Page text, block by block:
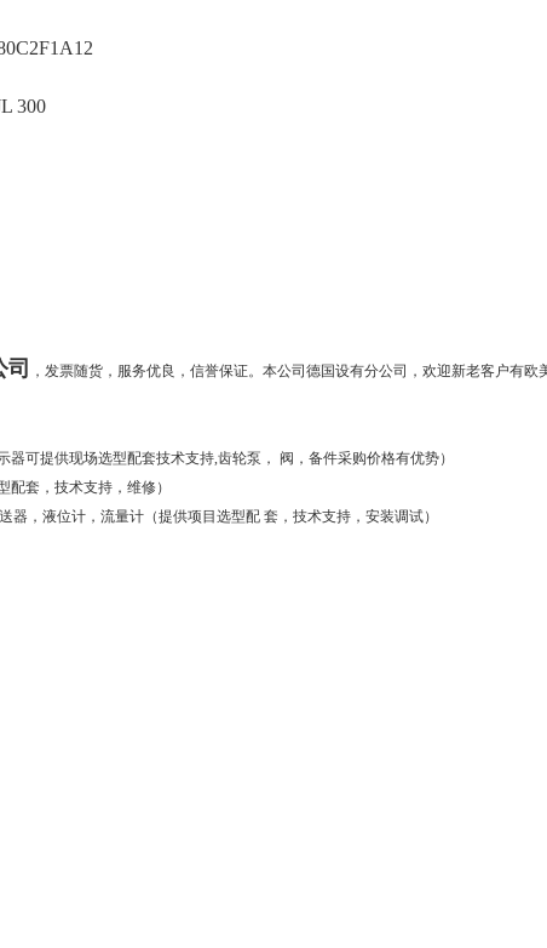
300
，发票随货，服务优良，信誉保证。本公司德国设有分公司，欢迎新老客户有欧
器可提供现场选型配套技术支持,齿轮泵， 阀，备件采购价格有优势）
配套，技术支持，维修）
器，液位计，流量计（提供项目选型配 套，技术支持，安装调试）